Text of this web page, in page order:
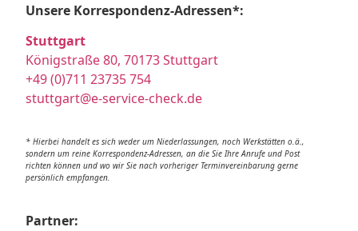
Unsere Korrespondenz-Adressen*:
Stuttgart
Königstraße 80, 70173 Stuttgart
+49 (0)711 23735 754
stuttgart@e-service-check.de
* Hierbei handelt es sich weder um Niederlassungen, noch Werkstätten o.ä.,
sondern um reine Korrespondenz-Adressen, an die Sie Ihre Anrufe und Post
richten können und wo wir Sie nach vorheriger Terminvereinbarung gerne
persönlich empfangen.
Partner: